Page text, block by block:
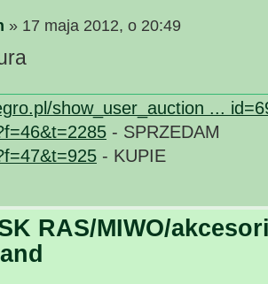
» 17 maja 2012, o 20:49
show_user_auction ...
- SPRZEDAM
- KUPIE
RAS/MIWO/